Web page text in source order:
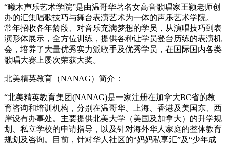
“曦木声乐艺术学院”是由温哥华著名女高音歌唱家王颖老师创
办的汇集唱歌技巧与舞台表演艺术为一体的声乐艺术学院。
常年招收各年龄段、对音乐充满梦想的学员，从演唱技巧到表
演形体展示，全方位训练，提供各种让学员登台历练的表演机
会，培养了大量优秀实力派歌手及优秀学员，在国际国内各类
歌唱大赛上屡次荣获大奖。
北美精英教育（NANAG）简介：
“北美精英教育集团(NANAG)是一家注册在加拿大BC省的教
育咨询和培训机构，分别在温哥华、上海、香港及美国东、西
岸设有办事处。主要提供北美大学（美国及加拿大）的升学规
划、私立学校的申请指导，以及针对海外华人家庭的整体教育
规划及咨询。目前，针对华人社区的“妈妈私享汇”及“少年成